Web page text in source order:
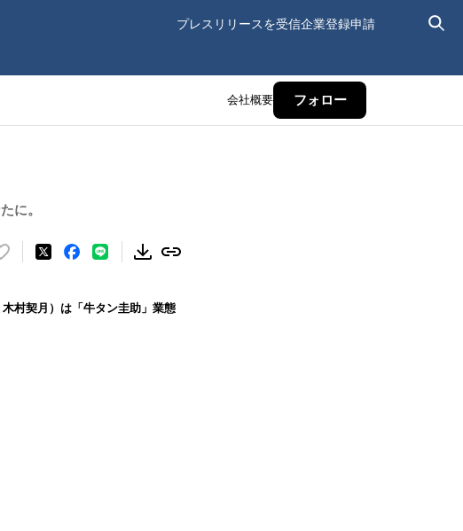
プレスリリースを受信企業登録申請
会社概要 フォロー
に。
い
！村契月）は「牛タン圭助」業態